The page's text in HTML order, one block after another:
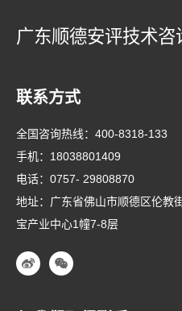
广东顺德安评技术咨
联系方式
全国咨询热线： 400-8318-133
手机： 18038801409
电话： 0757- 29808870
地址：广东省佛山市顺德区伦教
宝产业中心1幢7-8层